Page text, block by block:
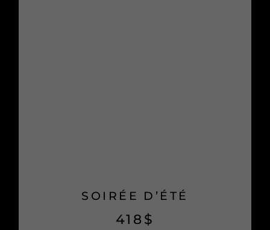
SOIRÉE D’ÉTÉ
418 $